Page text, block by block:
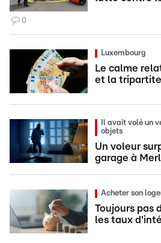
0
Luxembourg
Le calme
et la
Il avait volé un
objets
Un voleur
garage à Merl
Acheter son
Toujours pas
les taux